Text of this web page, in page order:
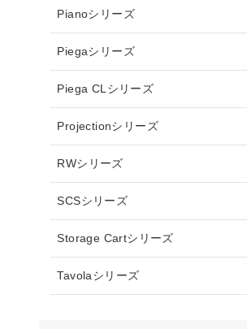
Pianoシリーズ
Piegaシリーズ
Piega CLシリーズ
Projectionシリーズ
RWシリーズ
SCSシリーズ
Storage Cartシリーズ
Tavolaシリーズ